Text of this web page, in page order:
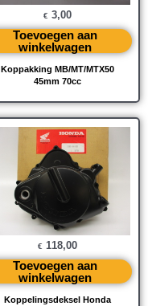
Koppakking MB/MT/MTX50
45mm 70cc
€ 3,00
Toevoegen aan
winkelwagen
Koppelingsdeksel Honda
€ 118,00
Toevoegen aan
winkelwagen